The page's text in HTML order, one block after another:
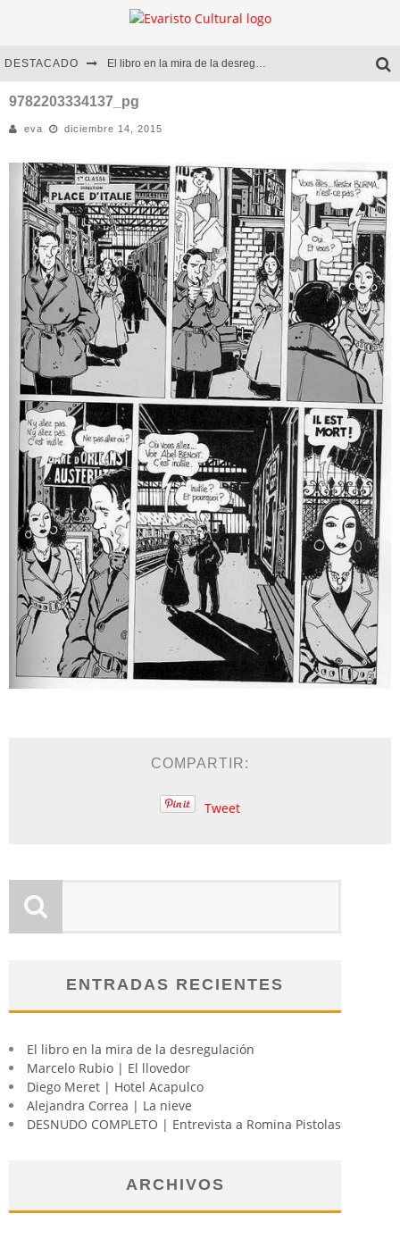
DESTACADO El libro en la mira de la desregulación
Marcelo Rubio | El llovedor
Diego Meret | Hotel Acapulco
Alejandra Correa | La nieve
9782203334137_pg
eva diciembre 14, 2015
COMPARTIR:
Tweet
ENTRADAS RECIENTES
El libro en la mira de la desregulación
Marcelo Rubio | El llovedor
Diego Meret | Hotel Acapulco
Alejandra Correa | La nieve
DESNUDO COMPLETO | Entrevista a Romina Pistolas
ARCHIVOS